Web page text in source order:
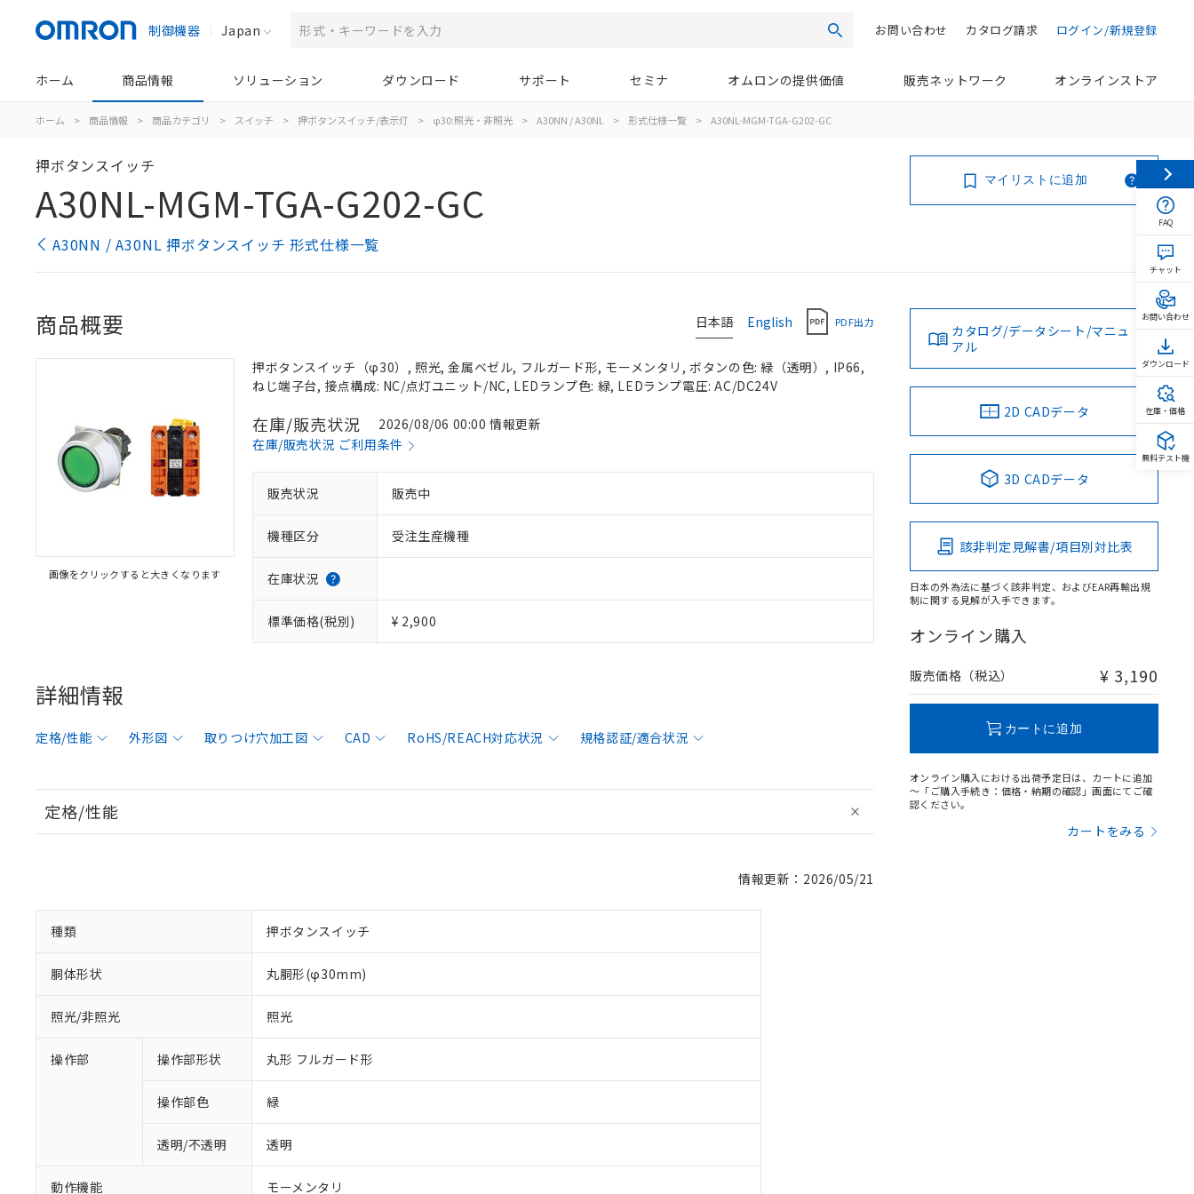
制御機器 Japan 検索 ログイン/新規登録
カタログ請求
お問い合わせ
ホーム 商品情報 ソリューション ダウンロード サポート セミナ オムロンの提供価値 販売ネットワーク オンラインストア
ホーム > 商品情報 > 商品カテゴリ > スイッチ > 押ボタンスイッチ/表示灯 > φ30:照光・非照光 > A30NN / A30NL > 形式仕様一覧 > A30NL-MGM-TGA-G202-GC
押ボタンスイッチ
A30NL-MGM-TGA-G202-GC
A30NN / A30NL 押ボタンスイッチ 形式仕様一覧
マイリストに追加
日本語 English PDF出力
商品概要
画像をクリックすると大きくなります
押ボタンスイッチ（φ30）, 照光, 金属ベゼル, フルガード形, モーメンタリ, ボタンの色: 緑（透明）, IP66,
ねじ端子台, 接点構成: NC/点灯ユニット/NC, LEDランプ色: 緑, LEDランプ電圧: AC/DC24V
在庫/販売状況
2026/08/06 00:00 情報更新
在庫/販売状況 ご利用条件
販売状況 販売中
機種区分 受注生産機種
在庫状況
標準価格(税別) ¥ 2,900
詳細情報
定格/性能 外形図 取りつけ穴加工図 CAD RoHS/REACH対応状況 規格認証/適合状況
定格/性能
情報更新：2026/05/21
種類 押ボタンスイッチ
胴体形状 丸胴形(φ30mm)
照光/非照光 照光
操作部 操作部形状 丸形 フルガード形
操作部色 緑
透明/不透明 透明
動作機能 モーメンタリ
カタログ/データシート/マニュ
アル
2D CADデータ
3D CADデータ
該非判定見解書/項目別対比表
日本の外為法に基づく該非判定、およびEAR再輸出規
制に関する見解が入手できます。
オンライン購入
販売価格（税込） ¥ 3,190
カートに追加
オンライン購入における出荷予定日は、カートに追加
～「ご購入手続き：価格・納期の確認」画面にてご確
認ください。
カートをみる
FAQ
チャット
お問い合わせ
ダウンロード
在庫・価格
無料テスト機